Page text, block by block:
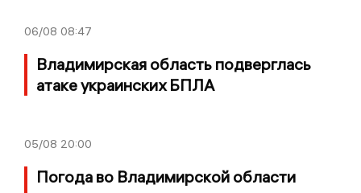
06/08 08:47
Владимирская область подверглась
атаке украинских БПЛА
05/08 20:00
Погода во Владимирской области